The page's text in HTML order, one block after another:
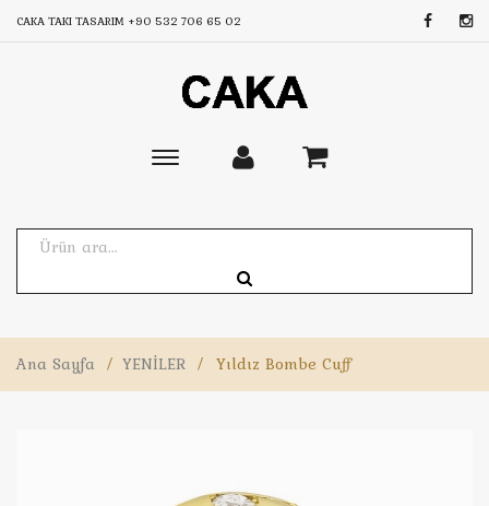
CAKA TAKI TASARIM +90 532 706 65 02
Toggle
Ana Sayfa / YENİLER / Yıldız Bombe Cuff